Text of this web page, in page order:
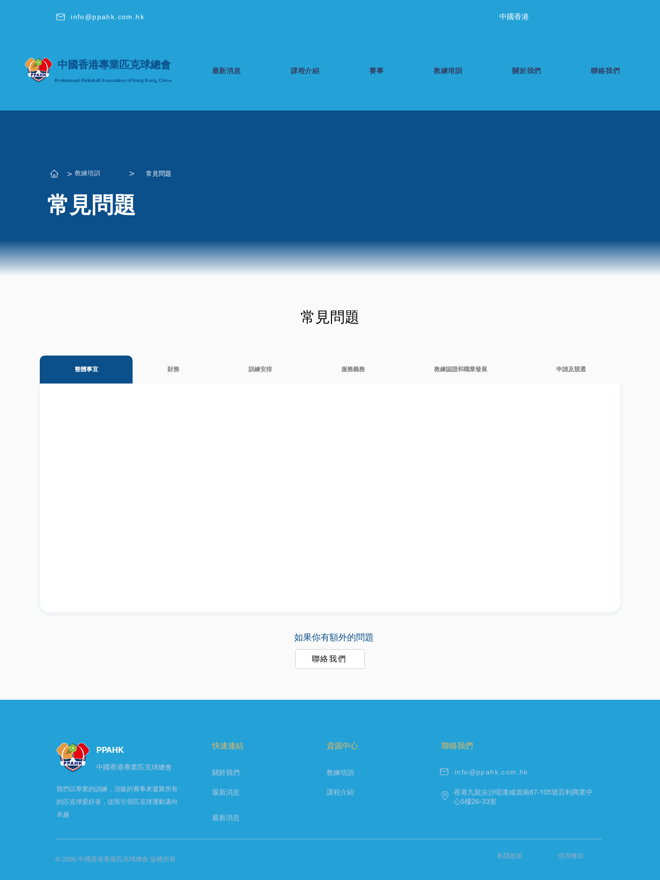
info@ppahk.com.hk 中國香港
中國香港專業匹克球總會
Professional Pickleball Association of Hong Kong, China
最新消息 課程介紹 賽事 教練培訓 關於我們 聯絡我們
​> 教練培訓 ​> 常見問題
常見問題
常見問題
整體事宜 財務 訓練安排 服務義務 教練認證和職業發展 申請及競選
如果你有額外的問題
聯絡我們
PPAHK
​中國香港專業匹克球總會
我們以專業的訓練，頂級的賽事來凝聚所有
的匹克球愛好者，從而引領匹克球運動邁向
卓越
快速連結
關於我們
最新消息
最新消息
資源中心
教練培訓
課程介紹
聯絡我們
info@ppahk.com.hk
香港九龍尖沙咀漆咸道南87-105號百利商業中
心5樓26-33室
© 2026 中國香港專業匹克球總會 版權所有 私隱政策 使用條款